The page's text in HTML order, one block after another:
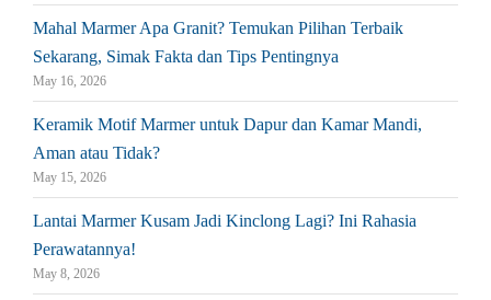
Mahal Marmer Apa Granit? Temukan Pilihan Terbaik
Sekarang, Simak Fakta dan Tips Pentingnya
May 16, 2026
Keramik Motif Marmer untuk Dapur dan Kamar Mandi,
Aman atau Tidak?
May 15, 2026
Lantai Marmer Kusam Jadi Kinclong Lagi? Ini Rahasia
Perawatannya!
May 8, 2026